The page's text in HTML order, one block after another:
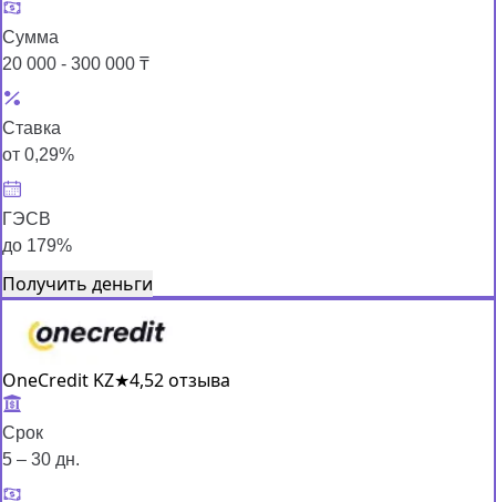
Сумма
20 000 - 300 000 ₸
Ставка
от 0,29%
ГЭСВ
до 179%
Получить деньги
OneCredit KZ★4,52 отзыва
Срок
5 – 30 дн.